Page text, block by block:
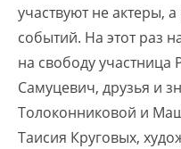
участвуют не актеры,
событий. На этот раз
на свободу участница
Самуцевич, друзья и
Толоконниковой и
Таисия Круговых,